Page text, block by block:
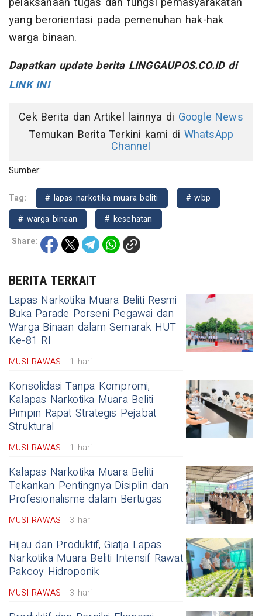
yang berorientasi pada pemenuhan hak-hak
warga binaan.
Dapatkan update berita LINGGAUPOS.CO.ID di
LINK INI
Cek Berita dan Artikel lainnya di Google News
Temukan Berita Terkini kami di WhatsApp
Channel
Sumber:
Tag: # lapas narkotika muara beliti
# wbp
# warga binaan
# kesehatan
Share:
BERITA TERKAIT
Lapas Narkotika Muara Beliti Resmi
Buka Parade Porseni Pegawai dan
Warga Binaan dalam Semarak HUT
Ke-81 RI
MUSI RAWAS 1 hari
Konsolidasi Tanpa Kompromi,
Kalapas Narkotika Muara Beliti
Pimpin Rapat Strategis Pejabat
Struktural
MUSI RAWAS 1 hari
Kalapas Narkotika Muara Beliti
Tekankan Pentingnya Disiplin dan
Profesionalisme dalam Bertugas
MUSI RAWAS 3 hari
Hijau dan Produktif, Giatja Lapas
Narkotika Muara Beliti Intensif Rawat
Pakcoy Hidroponik
MUSI RAWAS 3 hari